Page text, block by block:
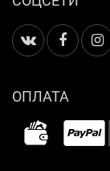
ОПЛАТА